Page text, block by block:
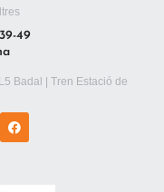
49
Badal | Tren Estació de